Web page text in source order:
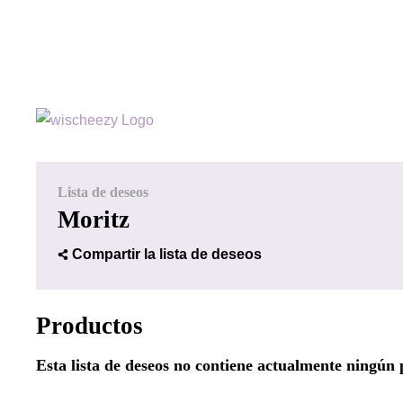
Lista de deseos
Moritz
Compartir la lista de deseos
Productos
Esta lista de deseos no contiene actualmente ningún